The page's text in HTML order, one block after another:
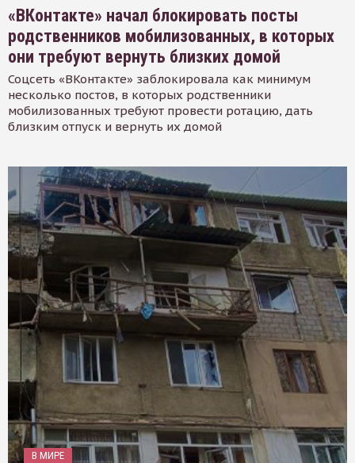
«ВКонтакте» начал блокировать посты
родственников мобилизованных, в которых
они требуют вернуть близких домой
Соцсеть «ВКонтакте» заблокировала как минимум
несколько постов, в которых родственники
мобилизованных требуют провести ротацию, дать
близким отпуск и вернуть их домой
В МИРЕ